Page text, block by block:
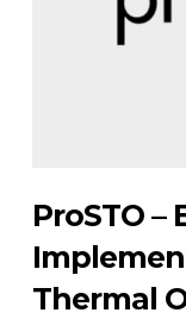
ProSTO –
Thermal